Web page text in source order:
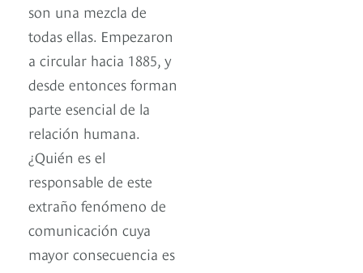
son una mezcla de
todas ellas. Empezaron
a circular hacia 1885, y
desde entonces forman
parte esencial de la
relación humana.
¿Quién es el
responsable de este
extraño fenómeno de
comunicación cuya
mayor consecuencia es